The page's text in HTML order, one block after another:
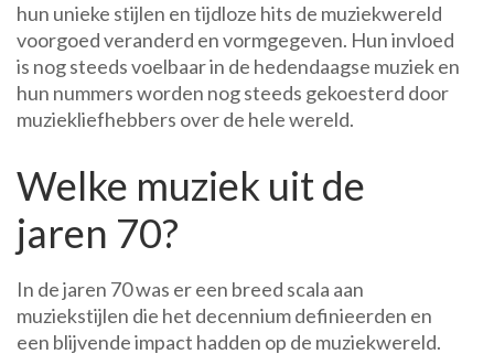
hun unieke stijlen en tijdloze hits de muziekwereld
voorgoed veranderd en vormgegeven. Hun invloed
is nog steeds voelbaar in de hedendaagse muziek en
hun nummers worden nog steeds gekoesterd door
muziekliefhebbers over de hele wereld.
Welke muziek uit de
jaren 70?
In de jaren 70 was er een breed scala aan
muziekstijlen die het decennium definieerden en
een blijvende impact hadden op de muziekwereld.